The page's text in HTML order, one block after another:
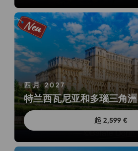
四月 2027
特兰西瓦尼亚和多瑙三角洲
起 2,599 €